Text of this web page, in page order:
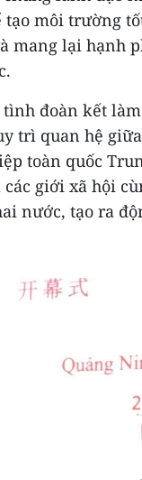
môi trường
mang lại hạnh
đoàn kết
trì quan hệ
toàn quốc
giới xã hội
nước, tạo ra